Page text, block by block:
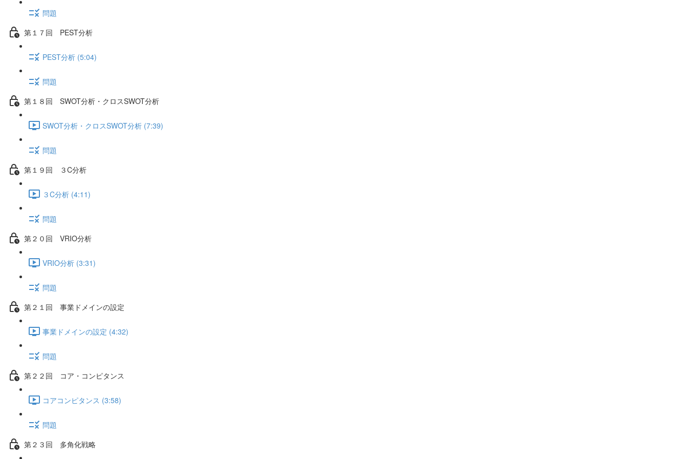
問題
第１７回 PEST分析
PEST分析 (5:04)
問題
第１８回 SWOT分析・クロスSWOT分析
SWOT分析・クロスSWOT分析 (7:39)
問題
第１９回 ３C分析
３C分析 (4:11)
問題
第２０回 VRIO分析
VRIO分析 (3:31)
問題
第２１回 事業ドメインの設定
事業ドメインの設定 (4:32)
問題
第２２回 コア・コンピタンス
コアコンピタンス (3:58)
問題
第２３回 多角化戦略